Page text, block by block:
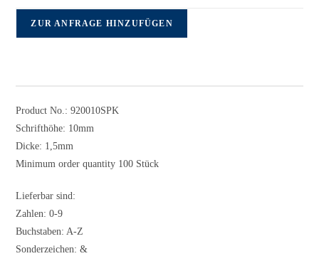
ZUR ANFRAGE HINZUFÜGEN
Product No.: 920010SPK
Schrifthöhe: 10mm
Dicke: 1,5mm
Minimum order quantity 100 Stück
Lieferbar sind:
Zahlen: 0-9
Buchstaben: A-Z
Sonderzeichen: &